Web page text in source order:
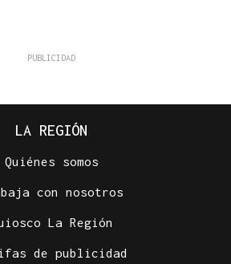
LA REGIÓN
Quiénes somos
con nosotros
La Región
de publicidad